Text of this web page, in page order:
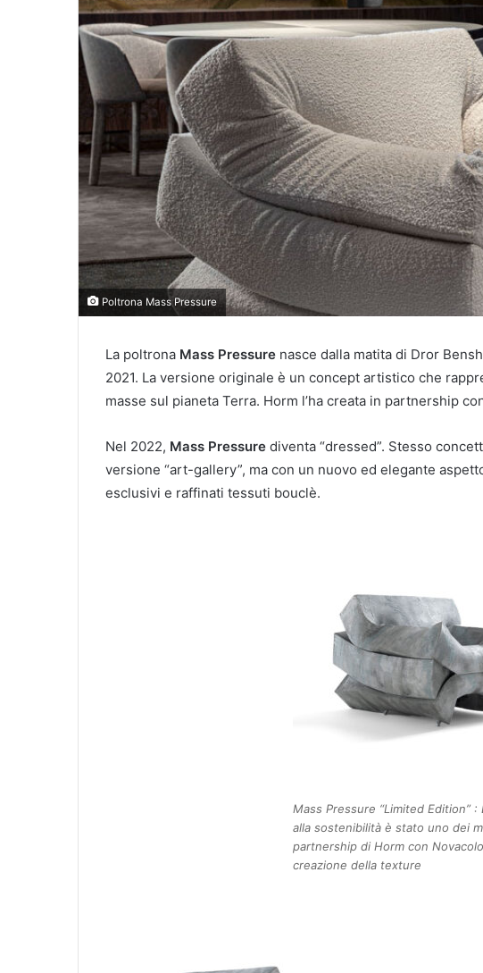
Poltrona Mass Pressure
La poltrona Mass Pressure nasce dalla matita di Dror
2021. La versione originale è un concept artistico che
masse sul pianeta Terra. Horm l’ha creata in partnership
Nel 2022, Mass Pressure diventa “dressed”. Stesso
versione “art-gallery”, ma con un nuovo ed elegante
esclusivi e raffinati tessuti bouclè.
Mass Pressure “Limited Edition” :
alla sostenibilità è stato uno dei
partnership di Horm con
creazione della texture